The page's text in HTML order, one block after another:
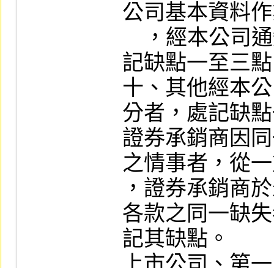
公司基本資料
記缺點一至三
十、其他經本
分者，處記缺
證券承銷商因
之情事者，從
，證券承銷商
各款之同一缺
記其缺點。